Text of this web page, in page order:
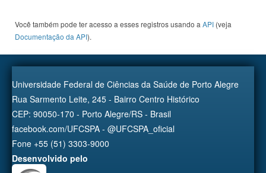
Você também pode ter acesso a esses registros usando a API (veja
Documentação da API).
Universidade Federal de Ciências da Saúde de Porto Alegre
Rua Sarmento Leite, 245 - Bairro Centro Histórico
CEP: 90050-170 - Porto Alegre/RS - Brasil
facebook.com/UFCSPA - @UFCSPA_oficial
Fone +55 (51) 3303-9000
Desenvolvido pelo